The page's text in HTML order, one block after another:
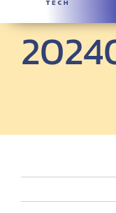
หน้าแรก
EV Charger
กิจกรรม